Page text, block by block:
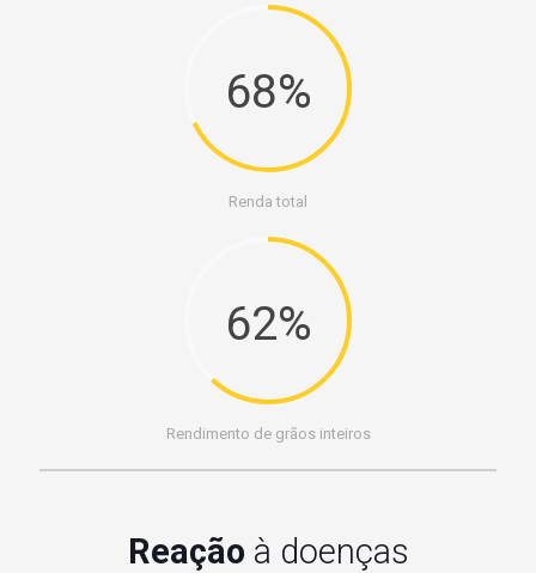
68%
Renda total
62%
Rendimento de grãos inteiros
Reação à doenças